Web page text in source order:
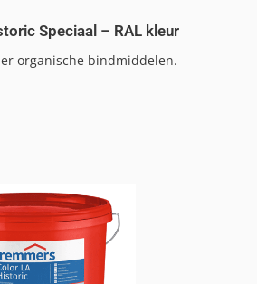
Speciaal – RAL kleur
organische bindmiddelen.